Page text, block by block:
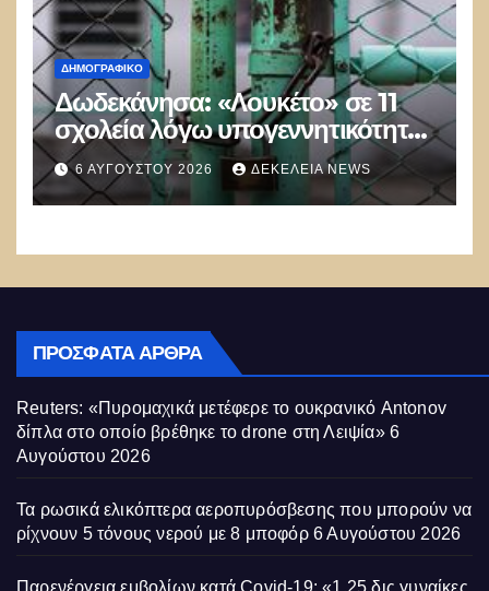
ΔΗΜΟΓΡΑΦΙΚΌ
Δωδεκάνησα: «Λουκέτο» σε 11
σχολεία λόγω υπογεννητικότητας
– Μειώνονται οι μαθητές στα
νησιά
6 ΑΥΓΟΎΣΤΟΥ 2026 ΔΕΚΈΛΕΙΑ NEWS
ΠΡΌΣΦΑΤΑ ΆΡΘΡΑ
Reuters: «Πυρομαχικά μετέφερε το ουκρανικό Antonov
δίπλα στο οποίο βρέθηκε το drone στη Λειψία» 6
Αυγούστου 2026
Τα ρωσικά ελικόπτερα αεροπυρόσβεσης που μπορούν να
ρίχνουν 5 τόνους νερού με 8 μποφόρ 6 Αυγούστου 2026
Παρενέργεια εμβολίων κατά Covid-19: «1,25 δις γυναίκες